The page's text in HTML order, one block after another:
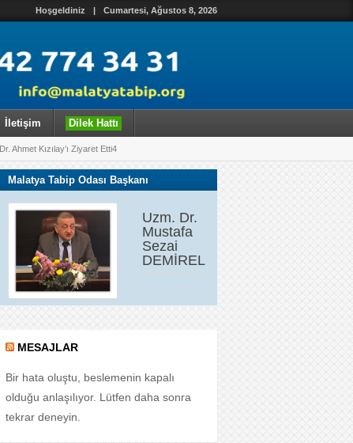
Hoşgeldiniz | Cumartesi, Ağustos 8, 2026
İletişim Dilek Hattı
Ahmet Kızılay’ı Ziyaret Etti4
Malatya Tabip Odası Başkanı
Uzm. Dr.
Mustafa
Sezai
DEMİREL
MESAJLAR
Bir hata oluştu, beslemenin kapalı
olduğu anlaşılıyor. Lütfen daha sonra
tekrar deneyin.